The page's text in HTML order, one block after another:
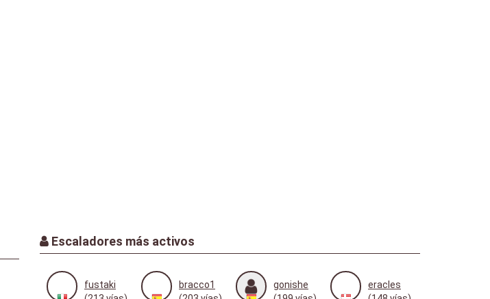
Escaladores más activos
fustaki
bracco1
gonishe
eracles